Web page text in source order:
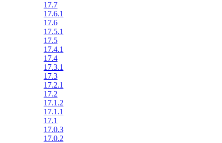
17.7
17.6.1
17.6
17.5.1
17.5
17.4.1
17.4
17.3.1
17.3
17.2.1
17.2
17.1.2
17.1.1
17.1
17.0.3
17.0.2